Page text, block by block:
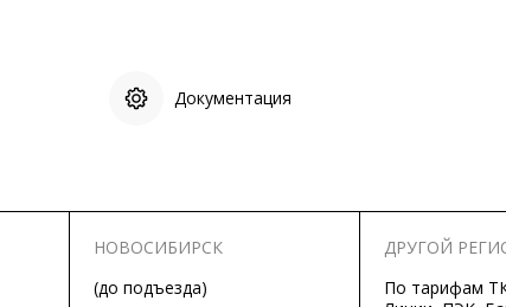
Документация
НОВОСИБИРСК
(до подъезда)
ДРУГОЙ
По тарифам